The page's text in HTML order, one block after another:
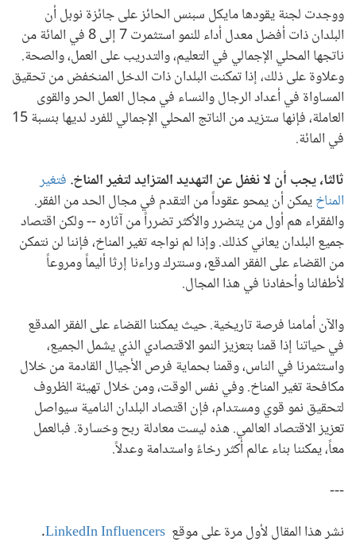
ووجدت لجنة يقودها مايكل سبنس الحائز على جائزة نوبل أن
البلدان ذات أفضل معدل أداء للنمو استثمرت 7 إلى 8 في المائة من
ناتجها المحلي الإجمالي في التعليم، والتدريب على العمل، والصحة.
وعلاوة على ذلك، إذا تمكنت البلدان ذات الدخل المنخفض من تحقيق
المساواة في أعداد الرجال والنساء في مجال العمل الحر والقوى
العاملة، فإنها ستزيد من الناتج المحلي الإجمالي للفرد لديها بنسبة 15
في المائة.
ثالثا، يجب أن لا نغفل عن التهديد المتزايد لتغير المناخ. فتغير
المناخيمكن أن يمحو عقوداً من التقدم في مجال الحد من الفقر.
والفقراء هم أول من يتضرر والأكثر تضرراً من آثاره -- ولكن اقتصاد
جميع البلدان يعاني كذلك. وإذا لم نواجه تغير المناخ، فإننا لن نتمكن
من القضاء على الفقر المدقع، وسنترك وراءنا إرثا أليماً ومروعاً
لأطفالنا وأحفادنا في هذا المجال.
والآن أمامنا فرصة تاريخية. حيث يمكننا القضاء على الفقر المدقع
في حياتنا إذا قمنا بتعزيز النمو الاقتصادي الذي يشمل الجميع،
واستثمرنا في الناس، وقمنا بحماية فرص الأجيال القادمة من خلال
مكافحة تغير المناخ. وفي نفس الوقت، ومن خلال تهيئة الظروف
لتحقيق نمو قوي ومستدام، فإن اقتصاد البلدان النامية سيواصل
تعزيز الاقتصاد العالمي. هذه ليست معادلة ربح وخسارة. فبالعمل
معاً، يمكننا بناء عالم أكثر رخاءً واستدامة وعدلاً.
---
نشر هذا المقال لأول مرة على موقع LinkedIn Influencers
.